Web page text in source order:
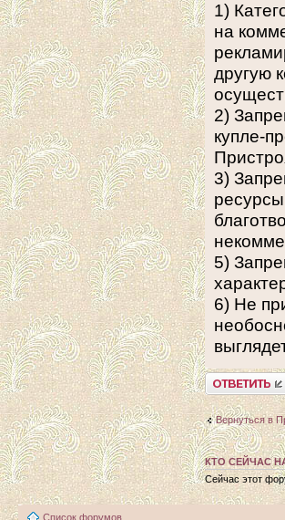
1)
на
другую
2)
купле-
3)
5)
6) Не
Ответить
Вернуться в
КТО СЕЙЧАС
Сейчас этот
Список форумов